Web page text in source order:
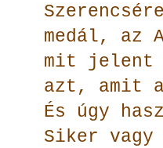
medál, az
mit jelent
azt, amit
És úgy
Siker vagy